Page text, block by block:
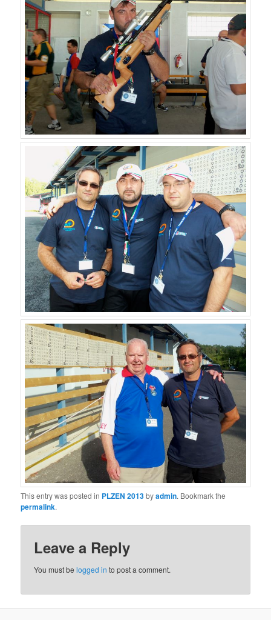
This entry was posted in PLZEN 2013byadmin. Bookmark the
permalink.
Leave a Reply
You must belogged in to post a comment.